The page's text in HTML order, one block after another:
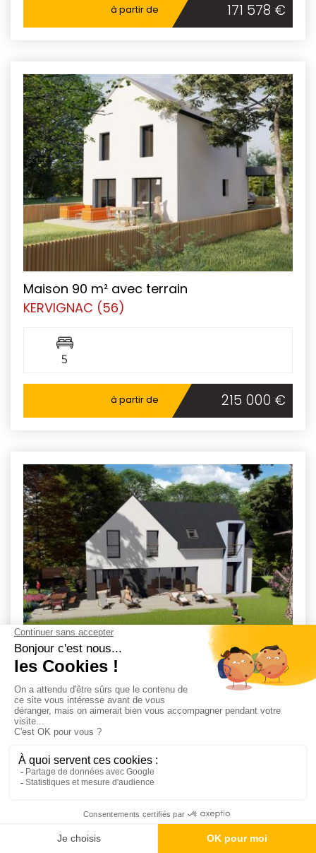
à partir de 171 578 €
Maison 90 m² avec terrain
KERVIGNAC (56)
5
à partir de 215 000 €
KERVIGNAC (56)
à partir de